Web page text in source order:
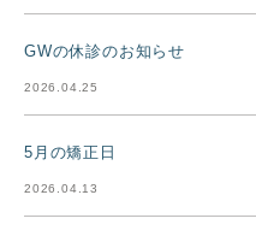
GWの休診のお知らせ
2026.04.25
5月の矯正日
2026.04.13